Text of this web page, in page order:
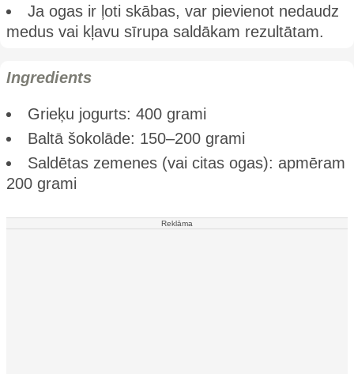
Ja ogas ir ļoti skābas, var pievienot nedaudz
medus vai kļavu sīrupa saldākam rezultātam.
Ingredients
Grieķu jogurts: 400 grami
Baltā šokolāde: 150–200 grami
Saldētas zemenes (vai citas ogas): apmēram
200 grami
Reklāma